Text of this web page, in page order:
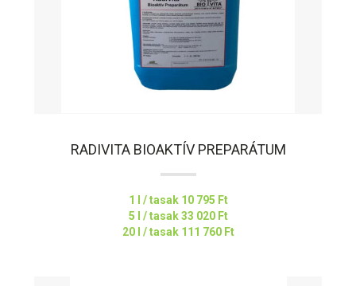
RADIVITA BIOAKTÍV PREPARÁTUM
1 l / tasak 10 795 Ft
5 l / tasak33 020 Ft
20 l / tasak 111 760 Ft